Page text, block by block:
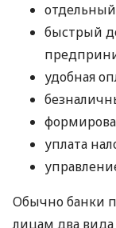
быстрый
удобная
уплата
Обычно банки
лицам два вида